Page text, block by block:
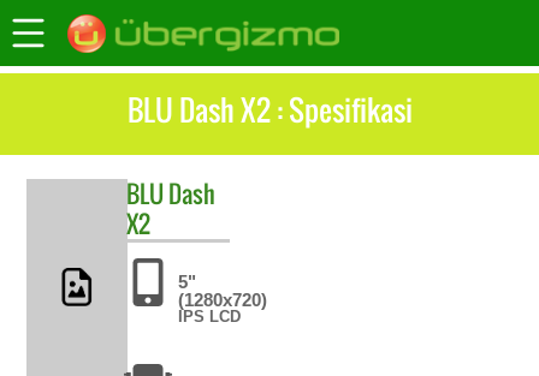
BLU Dash X2 : Spesifikasi
BLUDash
X2
5"
(1280x720)
IPS LCD